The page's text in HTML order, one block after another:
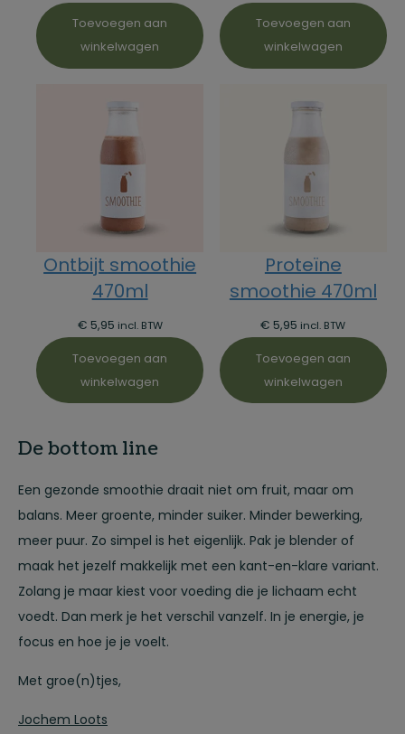
Toevoegen aan
winkelwagen
Toevoegen aan
winkelwagen
Ontbijt smoothie
470ml
€ 5,95 incl. BTW
Toevoegen aan
winkelwagen
Proteïne
smoothie 470ml
€ 5,95 incl. BTW
Toevoegen aan
winkelwagen
De bottom line
Een gezonde smoothie draait niet om fruit, maar om
balans. Meer groente, minder suiker. Minder bewerking,
meer puur. Zo simpel is het eigenlijk. Pak je blender of
maak het jezelf makkelijk met een kant-en-klare variant.
Zolang je maar kiest voor voeding die je lichaam echt
voedt. Dan merk je het verschil vanzelf. In je energie, je
focus en hoe je je voelt.
Met groe(n)tjes,
Jochem Loots